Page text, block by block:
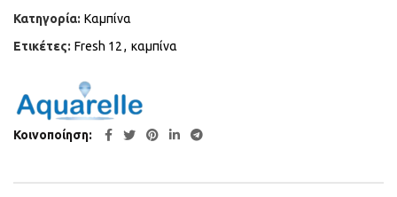
Κατηγορία: Καμπίνα
Ετικέτες: Fresh 12, καμπίνα
Κοινοποίηση